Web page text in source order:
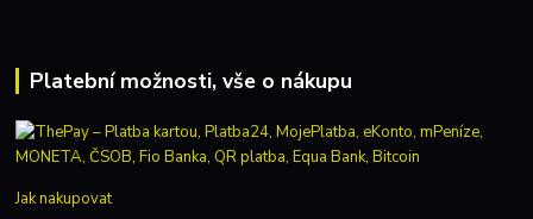
Platební možnosti, vše o nákupu
Jak nakupovat